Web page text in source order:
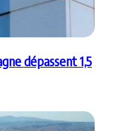
dépassent 1,5